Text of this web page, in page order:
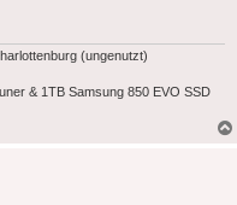
(ungenutzt)
& 1TB Samsung 850 EVO SSD